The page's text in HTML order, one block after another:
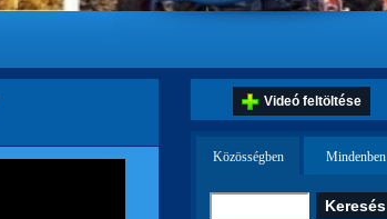
Videó feltöltése
Közösségben Mindenben